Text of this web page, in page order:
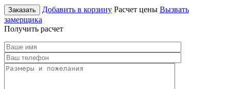
Заказать Добавить в корзину Расчет цены Вызвать
замерщика
Получить расчет